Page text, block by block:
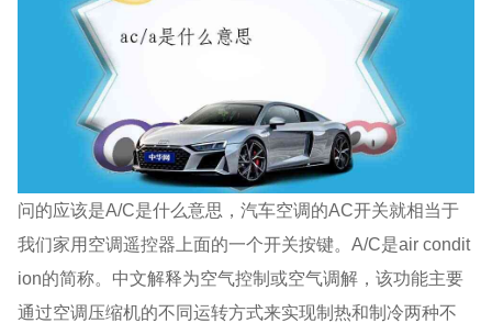
问的应该是A/C是什么意思，汽车空调的AC开关就相当于
我们家用空调遥控器上面的一个开关按键。A/C是air condit
ion的简称。中文解释为空气控制或空气调解，该功能主要
通过空调压缩机的不同运转方式来实现制热和制冷两种不